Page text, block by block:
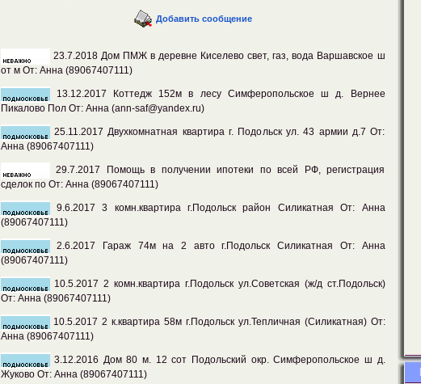
Добавить сообщение
23.7.2018 Дом ПМЖ в деревне Киселево свет, газ, вода Варшавское ш
от м От: Анна (89067407111)
13.12.2017 Коттедж 152м в лесу Симферопольское ш д. Вернее
Пикалово Пол От: Анна (ann-saf@yandex.ru)
25.11.2017 Двухкомнатная квартира г. Подольск ул. 43 армии д.7 От:
Анна (89067407111)
29.7.2017 Помощь в получении ипотеки по всей РФ, регистрация
сделок по От: Анна (89067407111)
9.6.2017 3 комн.квартира г.Подольск район Силикатная От: Анна
(89067407111)
2.6.2017 Гараж 74м на 2 авто г.Подольск Силикатная От: Анна
(89067407111)
10.5.2017 2 комн.квартира г.Подольск ул.Советская (ж/д ст.Подольск)
От: Анна (89067407111)
10.5.2017 2 к.квартира 58м г.Подольск ул.Тепличная (Силикатная) От:
Анна (89067407111)
3.12.2016 Дом 80 м. 12 сот Подольский окр. Симферопольское ш д.
Жуково От: Анна (89067407111)